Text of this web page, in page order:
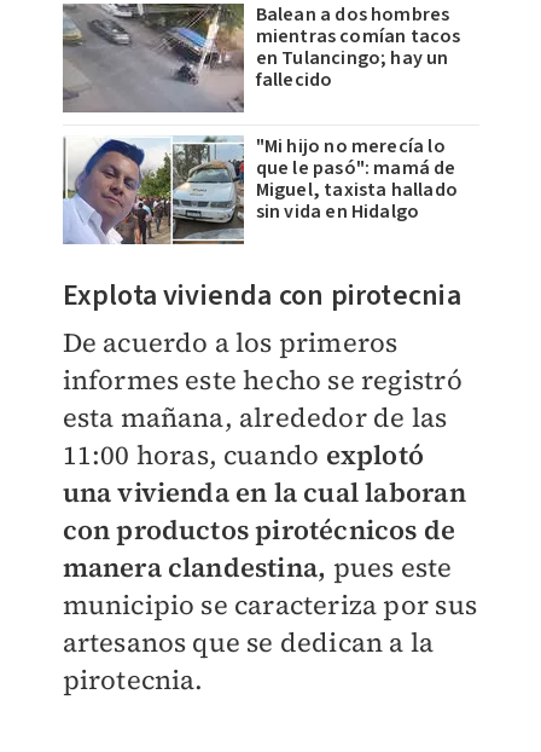
Balean a dos hombres
mientras comían tacos
en Tulancingo; hay un
fallecido
"Mi hijo no merecía lo
que le pasó": mamá de
Miguel, taxista hallado
sin vida en Hidalgo
Explota vivienda con pirotecnia
De acuerdo a los primeros
informes este hecho se registró
esta mañana, alrededor de las
11:00 horas, cuando explotó
una vivienda en la cual laboran
con productos pirotécnicos de
manera clandestina, pues este
municipio se caracteriza por sus
artesanos que se dedican a la
pirotecnia.